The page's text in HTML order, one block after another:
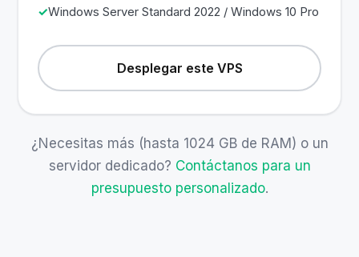
Windows Server Standard 2022 / Windows 10 Pro
Desplegar este VPS
¿Necesitas más (hasta 1024 GB de RAM) o un
servidor dedicado? Contáctanos para un
presupuesto personalizado.